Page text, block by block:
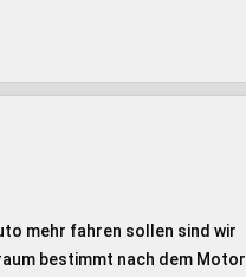
mehr fahren sollen sind wir
bestimmt nach dem Motor